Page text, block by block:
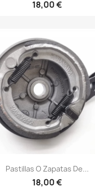
18,00 €
Vista rápida
Pastillas O Zapatas De...
18,00 €